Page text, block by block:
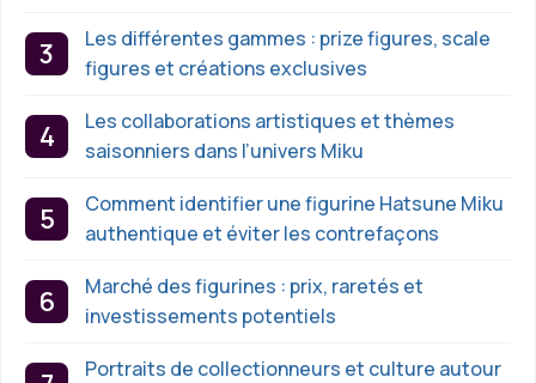
Les différentes gammes : prize figures, scale
figures et créations exclusives
Les collaborations artistiques et thèmes
saisonniers dans l’univers Miku
Comment identifier une figurine Hatsune Miku
authentique et éviter les contrefaçons
Marché des figurines : prix, raretés et
investissements potentiels
Portraits de collectionneurs et culture autour